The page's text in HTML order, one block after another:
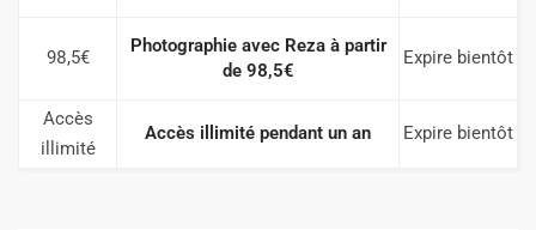
98,5€
Photographie avec Reza à partir
de 98,5€
Expire bientôt
Accès
illimité
Accès illimité pendant un an Expire bientôt